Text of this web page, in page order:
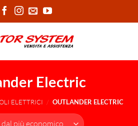
Electric
ELETTRICI / OUTLANDER ELECTRIC